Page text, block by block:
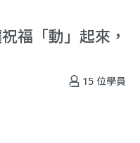
福「動」起來，
15 位學員